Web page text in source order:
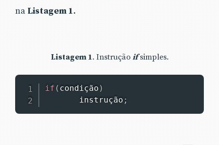
na Listagem 1.
Listagem 1. Instrução ifsimples.
if ( condição )
       instrução
;